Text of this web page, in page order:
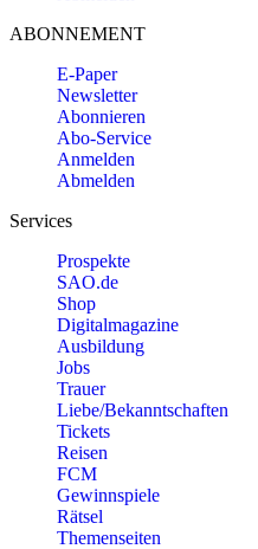
ABONNEMENT
E-Paper
Newsletter
Abonnieren
Abo-Service
Anmelden
Abmelden
Services
Prospekte
SAO.de
Shop
Digitalmagazine
Ausbildung
Jobs
Trauer
Liebe/Bekanntschaften
Tickets
Reisen
FCM
Gewinnspiele
Rätsel
Themenseiten